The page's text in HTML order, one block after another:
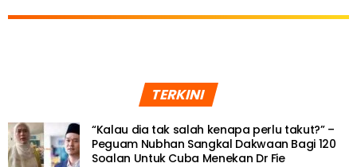
TERKINI
“Kalau dia tak salah kenapa perlu takut?” –
Peguam Nubhan Sangkal Dakwaan Bagi 120
Soalan Untuk Cuba Menekan Dr Fie